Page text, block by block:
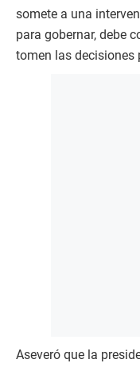
somete a una
para gobernar, debe
tomen las decisiones
Aseveró que la